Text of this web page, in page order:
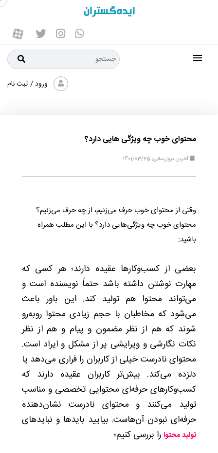
ورود/ ثبت نام
محتوای خوب چه ویژگی هایی دارد؟
آخرین بروزرسانی: 1401/03/25
وقتی از محتوای خوب حرف می‌زنیم، از چه حرف می‌زنیم؟
محتوای خوب چه ویژگی‌هایی دارد؟ با این مطلب همراه
باشید:
بعضی از کسب‌وکارها عقیده دارند؛ هر کسی که
مهارت نوشتن داشته باشد حتماً نویسنده است و
می‌تواند محتوا هم تولید کند. این باور باعث
می‌شود که مخاطبان با حجم زیادی محتوا روبه‌رو
شوند که هم از نظر مضمون و پیام و هم از نظر
نکات نگارشی و ویرایشی پر از مشکل و ایراد است.
محتوای نادرست خیلی از کاربران را فراری می‌دهد یا
دلزده می‌کند. بیش‌تر کاربران عقیده دارند که
کسب‌وکارهای حرفه‌ای محتوایی تخصصی و مناسب
تولید می‌کنند و محتوای نادرست نشان‌دهنده‌
حرفه‌ای نبودن آن‌هاست. بیایید بایدها و نبایدهای
تولید محتوا را بررسی کنیم؛